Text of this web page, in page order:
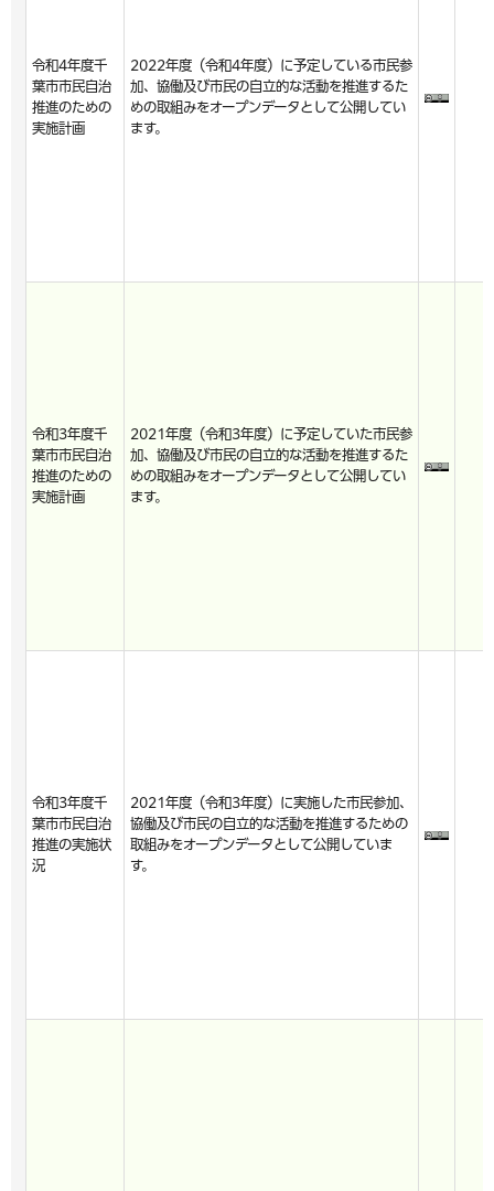
令和4年度千
葉市市民自治
推進のための
実施計画
2022年度（令和4年度）に予定している市民参
加、協働及び市民の自立的な活動を推進するた
めの取組みをオープンデータとして公開してい
ます。
令和3年度千
葉市市民自治
推進のための
実施計画
2021年度（令和3年度）に予定していた市民参
加、協働及び市民の自立的な活動を推進するた
めの取組みをオープンデータとして公開してい
ます。
令和3年度千
葉市市民自治
推進の実施状
況
2021年度（令和3年度）に実施した市民参加、
協働及び市民の自立的な活動を推進するための
取組みをオープンデータとして公開していま
す。